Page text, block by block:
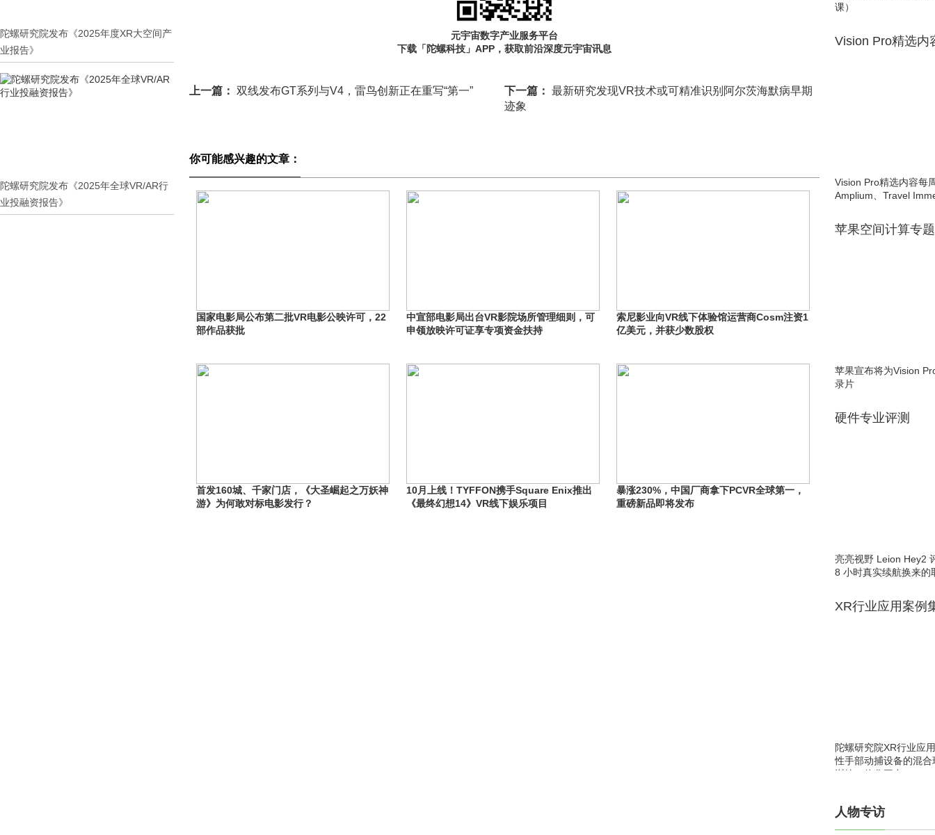
陀螺研究院发布《2025年度XR大空间产
业报告》
陀螺研究院发布《2025年全球VR/AR行
业投融资报告》
元宇宙数字产业服务平台
下载「陀螺科技」APP，获取前沿深度元宇宙讯息
上一篇： 双线发布GT系列与V4，雷鸟创新正在重写“第一” 下一篇： 最新研究发现VR技术或可精准识别阿尔茨海默病早期
迹象
你可能感兴趣的文章：
国家电影局公布第二批VR电影公映许可，22
部作品获批
中宣部电影局出台VR影院场所管理细则，可
申领放映许可证享专项资金扶持
索尼影业向VR线下体验馆运营商Cosm注资1
亿美元，并获少数股权
首发160城、千家门店，《大圣崛起之万妖神
游》为何敢对标电影发行？
10月上线！TYFFON携手Square Enix推出
《最终幻想14》VR线下娱乐项目
暴涨230%，中国厂商拿下PCVR全球第一，
重磅新品即将发布
课）
Vision Pro精选内
Vision Pro精选内容每
Amplium、Travel
苹果空间计算专题
苹果宣布将为Vision
录片
硬件专业评测
亮亮视野 Leion Hey2
8 小时真实续航换来的
XR行业应用案例
陀螺研究院XR行业应
性手部动捕设备的混
训练一体化平台
人物专访